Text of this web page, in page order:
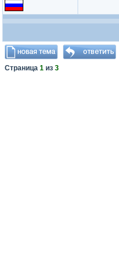
Страница 1 из 3